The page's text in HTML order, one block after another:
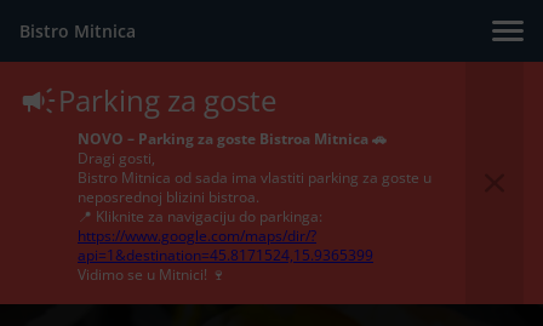
Bistro Mitnica
Parking za goste
NOVO – Parking za goste Bistroa Mitnica 🚗
Dragi gosti,
Bistro Mitnica od sada ima vlastiti parking za goste u
neposrednoj blizini bistroa.
📍 Kliknite za navigaciju do parkinga:
https://www.google.com/maps/dir/?
api=1&destination=45.8171524,15.9365399
Vidimo se u Mitnici! 🍷